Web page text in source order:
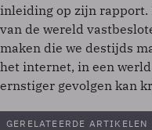
inleiding op zijn
van de wereld
maken die we destijds
het internet, in een
ernstiger gevolgen kan
GERELATEERDE ARTIKELEN